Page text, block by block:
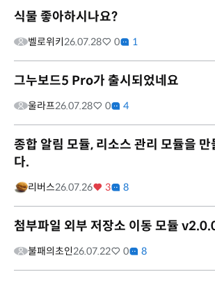
식물 좋아하시나요?
벨로위키26.07.28 0 1
그누보드5 Pro가 출시되었네요
울라프26.07.28 0 4
종합 알림 모듈, 리소스 관리 모듈을 만
다.
리버스26.07.26 3 8
첨부파일 외부 저장소 이동 모듈
불패의초인26.07.22 0 8